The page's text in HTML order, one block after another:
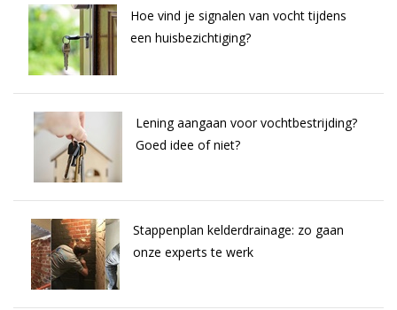
Hoe vind je signalen van vocht tijdens
een huisbezichtiging?
Lening aangaan voor vochtbestrijding?
Goed idee of niet?
Stappenplan kelderdrainage: zo gaan
onze experts te werk